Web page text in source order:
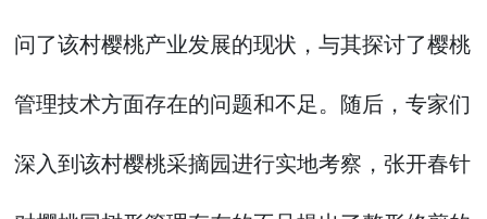
问了该村樱桃产业发展的现状，与其探讨了樱桃
管理技术方面存在的问题和不足。随后，专家们
深入到该村樱桃采摘园进行实地考察，张开春针